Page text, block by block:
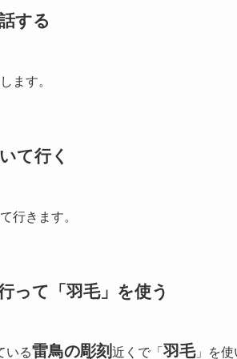
する
ます。
て行く
行きます。
って「羽毛」を使う
いる雷鳥の彫刻 近くで「羽毛」を使